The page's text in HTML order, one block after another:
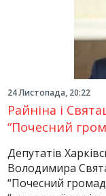
24 Листопада, 20:22
Райніна і
“Почесний
Депутатів
Володимира
“Почесний